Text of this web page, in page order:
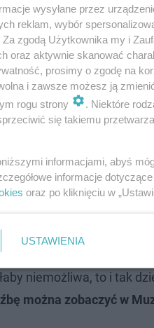
stworzona przez
nazwano „Niemożliwa
niemożliwa, to i tak
można zobaczyć w
wysyłane przez
reklam, wybór
Za zgodą Użytkownika my i
oraz aktywnie skanować
prosimy o zgodę na
i zawsze możesz ją
rogu strony
. Niektóre
się takiemu
informacjami, abyś
informacje
oraz po kliknięciu w
USTAWIENIA